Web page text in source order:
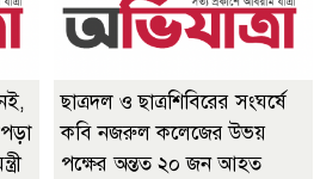
ছাত্রদল ও ছাত্রশিবিরের সংঘর্ষে
কবি নজরুল কলেজের উভয়
পক্ষের অন্তত ২০ জন আহত